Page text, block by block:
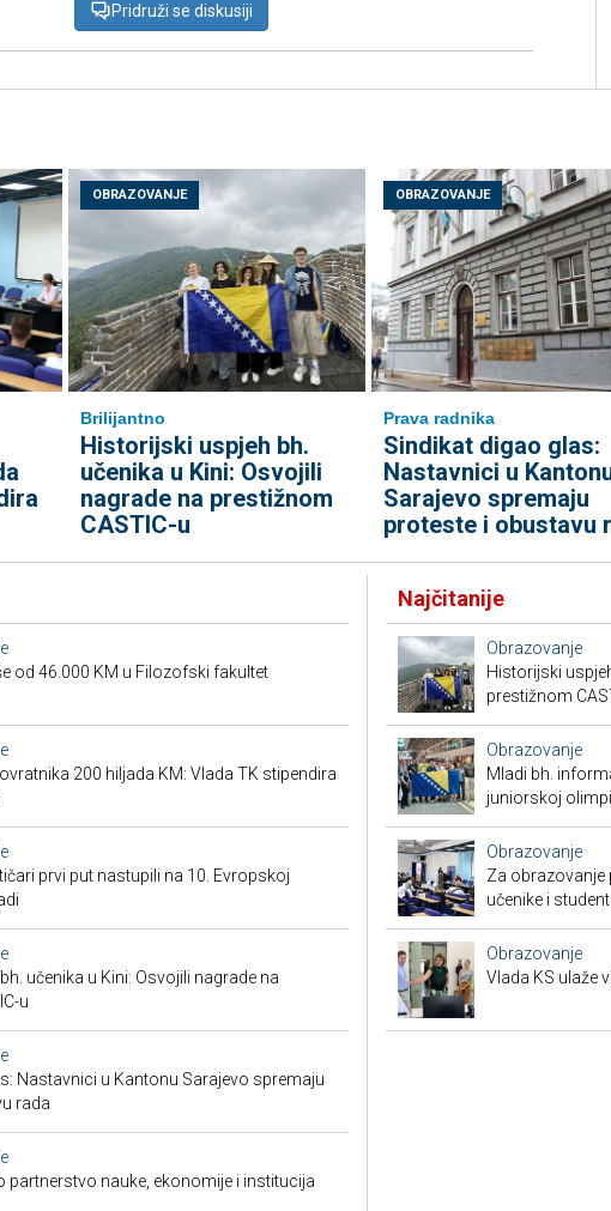
Pridruži se diskusiji
OBRAZOVANJE
Brilijantno
Historijski uspjeh bh.
učenika u Kini: Osvojili
nagrade na prestižnom
CASTIC-u
OBRAZOVANJE
Prava radnika
Sindikat digao glas:
Nastavnici u
Sarajevo spremaju
proteste i obustavu
od 46.000 KM u Filozofski fakultet
200 hiljada KM: Vlada TK stipendira
prvi put nastupili na 10. Evropskoj
učenika u Kini: Osvojili nagrade na
u
Nastavnici u Kantonu Sarajevo spremaju
rada
partnerstvo nauke, ekonomije i institucija
Najčitanije
Obrazovanje
Historijski
prestižnom
Obrazovanje
Mladi bh.
juniorskoj
Obrazovanje
Za obrazovanje
učenike i
Obrazovanje
Vlada KS ulaže